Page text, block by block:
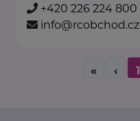
+420 226 224 800
info@rcobchod.cz
« ‹ 1